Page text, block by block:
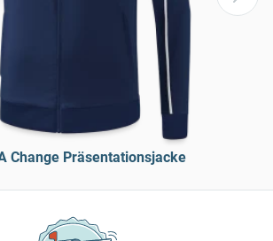
Change Präsentationsjacke